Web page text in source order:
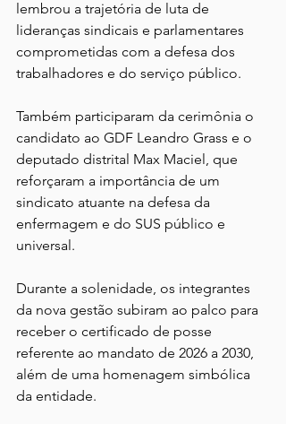
lembrou a trajetória de luta de
lideranças sindicais e parlamentares
comprometidas com a defesa dos
trabalhadores e do serviço público.
Também participaram da cerimônia o
candidato ao GDF Leandro Grass e o
deputado distrital Max Maciel, que
reforçaram a importância de um
sindicato atuante na defesa da
enfermagem e do SUS público e
universal.
Durante a solenidade, os integrantes
da nova gestão subiram ao palco para
receber o certificado de posse
referente ao mandato de 2026 a 2030,
além de uma homenagem simbólica
da entidade.